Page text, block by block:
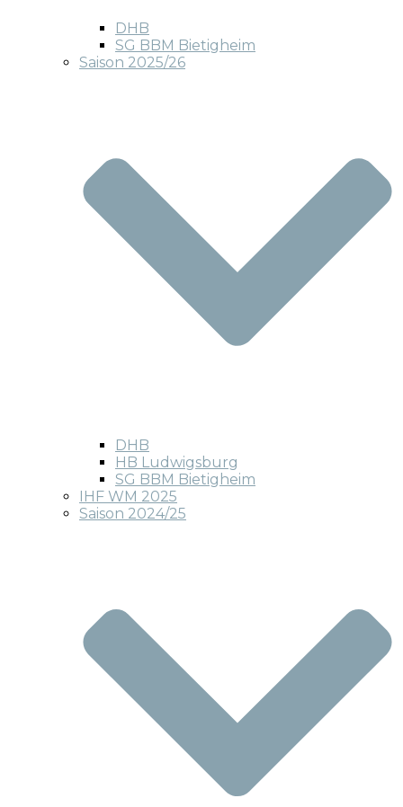
DHB
SG BBM Bietigheim
Saison 2025/26
DHB
HB Ludwigsburg
SG BBM Bietigheim
IHF WM 2025
Saison 2024/25